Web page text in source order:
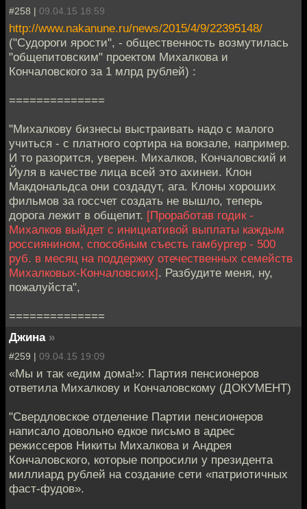
#258 | 09.04.15 18:59
http://www.nakanune.ru/news/2015/4/9/22395148/
("Судороги ярости", - общественность возмутилась
"общепитовским" проектом Михалкова и
Кончаловского за 1 млрд рублей) :
==============
"Михалкову бизнесы выстраивать надо с малого
учиться - с платного сортира на вокзале, например.
И то разорится, уверен. Михалков, Кончаловский и
Йуля в качестве лица всей это ахинеи. Клон
Макдональдса они создадут, ага. Клоны хороших
фильмов за госсчет создать не вышло, теперь
дорога лежит в общепит. [Проработав годик -
Михалков выйдет с инициативой выплаты каждым
россиянином, способным съесть гамбургер - 500
руб. в месяц на поддержку отечественных семейств
Михалковых-Кончаловских]. Разбудите меня, ну,
пожалуйста",
==============
Джина »
#259 | 09.04.15 19:09
«Мы и так «едим дома!»: Партия пенсионеров
ответила Михалкову и Кончаловскому (ДОКУМЕНТ)
"Свердловское отделение Партии пенсионеров
написало довольно едкое письмо в адрес
режиссеров Никиты Михалкова и Андрея
Кончаловского, которые попросили у президента
миллиард рублей на создание сети «патриотичных
фаст-фудов».